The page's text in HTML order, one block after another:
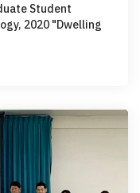
Student
2020 "Dwelling